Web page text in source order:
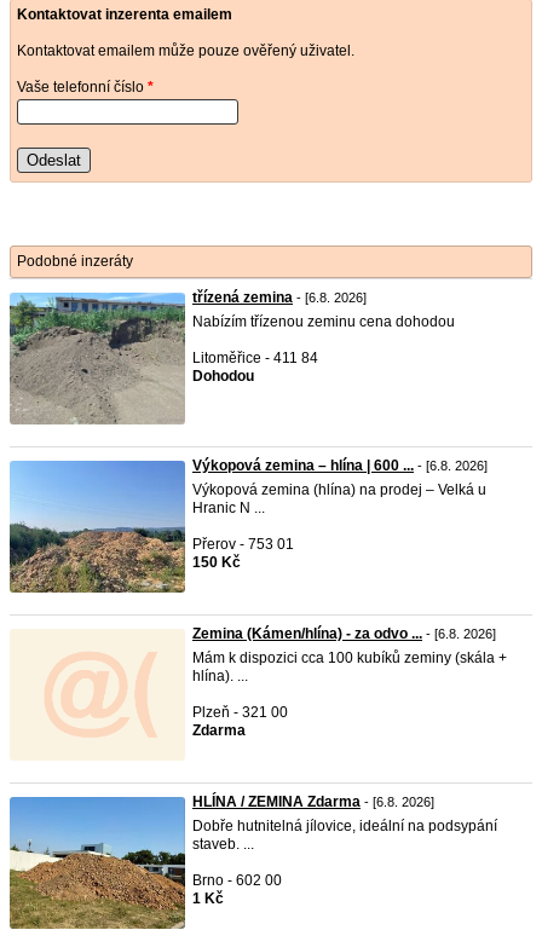
Kontaktovat inzerenta emailem
Kontaktovat emailem může pouze ověřený uživatel.
Vaše telefonní číslo *
Odeslat
Podobné inzeráty
třízená zemina - [6.8. 2026]
Nabízím třízenou zeminu cena dohodou
Litoměřice - 411 84
Dohodou
Výkopová zemina – hlína | 600 ... - [6.8. 2026]
Výkopová zemina (hlína) na prodej – Velká u
Hranic N ...
Přerov - 753 01
150 Kč
Zemina (Kámen/hlína) - za odvo ... - [6.8. 2026]
Mám k dispozici cca 100 kubíků zeminy (skála +
hlína). ...
Plzeň - 321 00
Zdarma
HLÍNA / ZEMINA Zdarma - [6.8. 2026]
Dobře hutnitelná jílovice, ideální na podsypání
staveb. ...
Brno - 602 00
1 Kč